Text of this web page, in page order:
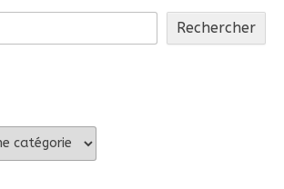
Rechercher